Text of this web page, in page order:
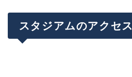
ついに、、、試合観戦！
まとめ
スタジアムのアクセス